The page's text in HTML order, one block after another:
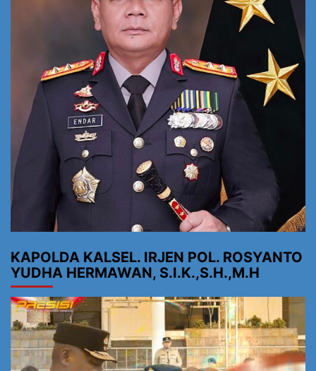
KAPOLDA KALSEL. IRJEN POL. ROSYANTO
YUDHA HERMAWAN, S.I.K.,S.H.,M.H